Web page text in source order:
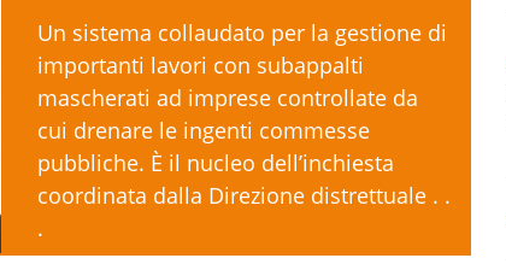
Un sistema collaudato per la gestione di
importanti lavori con subappalti
mascherati ad imprese controllate da
cui drenare le ingenti commesse
pubbliche. È il nucleo dell’inchiesta
coordinata dalla Direzione distrettuale . .
.